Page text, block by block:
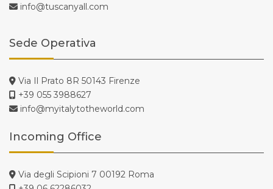
info@tuscanyall.com
Sede Operativa
Via Il Prato 8R 50143 Firenze
+39 055 3988627
info@myitalytotheworld.com
Incoming Office
Via degli Scipioni 7 00192 Roma